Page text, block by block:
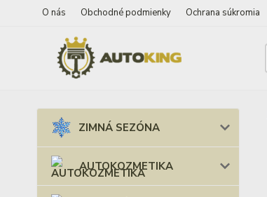
O nás Obchodné podmienky Ochrana súkromia
ZIMNÁ SEZÓNA
AUTOKOZMETIKA